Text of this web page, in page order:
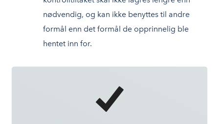
nødvendig, og kan ikke benyttes til andre
formål enn det formål de opprinnelig ble
hentet inn for.